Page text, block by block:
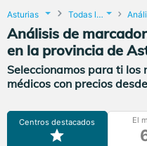
Asturias Todas las localidades
Análisis de
en la provincia de
Seleccionamos para ti los
médicos con precios
Centros destacados El